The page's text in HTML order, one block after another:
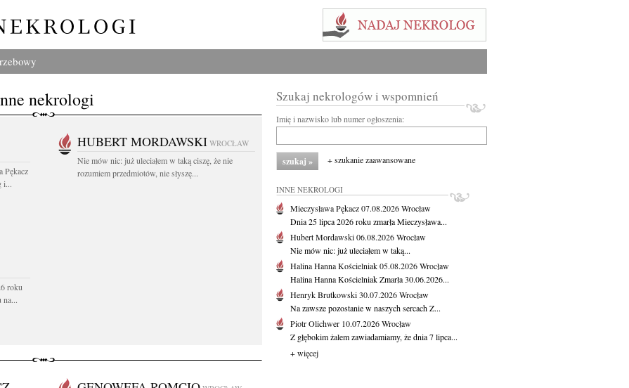
nekrologi
Pękacz
i...
HUBERT MORDAWSKI WROCŁAW
Nie mów nic: już uleciałem w taką ciszę, że nie
rozumiem przedmiotów, nie słyszę...
roku
na...
Szukaj nekrologów i wspomnień
Imię i nazwisko lub numer ogłoszenia:
+ szukanie zaawansowane
INNE NEKROLOGI
Mieczysława Pękacz07.08.2026Wrocław
Dnia 25 lipca 2026 roku zmarła Mieczysława...
Hubert Mordawski06.08.2026Wrocław
Nie mów nic: już uleciałem w taką...
Halina Hanna Kościelniak05.08.2026Wrocław
Halina Hanna Kościelniak Zmarła 30.06.2026...
Henryk Brutkowski30.07.2026Wrocław
Na zawsze pozostanie w naszych sercach Z...
Piotr Olichwer 10.07.2026Wrocław
Z głębokim żalem zawiadamiamy, że dnia 7 lipca...
+ więcej